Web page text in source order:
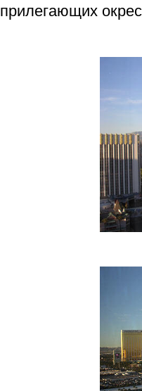
прилегающих